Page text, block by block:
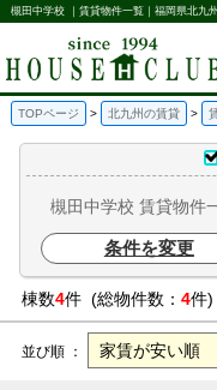
TOPページ 北九州の賃貸
槻田中学校 賃貸物件
条件を変更
棟数4件 (総物件数： 4件)
並び順 ：